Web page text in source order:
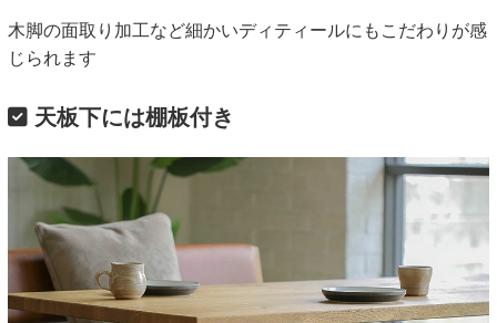
木脚の面取り加工など細かいディティールにもこだわりが感
じられます
天板下には棚板付き